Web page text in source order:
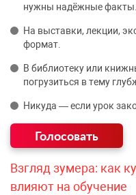
нужны надёжные факты.
На выставки, лекции,
формат.
В библиотеку или
погрузиться в тему
Никуда — если урок
Взгляд зумера: как
влияют на обучение